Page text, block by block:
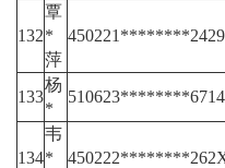
132
覃
*
萍
450221********2429
133
杨
*
510623********6714
134
韦
*